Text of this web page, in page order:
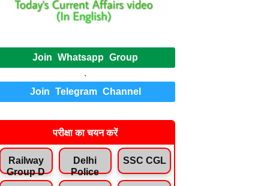
Join Whatsapp Group
.
Join Telegram Channel
परीक्षा का चयन करें
Railway
Group D
Delhi
Police
SSC CGL